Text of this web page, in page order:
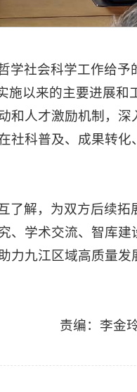
社会科学工作给予
施以来的主要进展和
和人才激励机制，深
社科普及、成果转化
了解，为双方后续拓
、学术交流、智库建
九江区域高质量发
责编：李金